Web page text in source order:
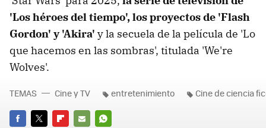
'Los héroes del tiempo', los proyectos de 'Flash
Gordon' y 'Akira' y la secuela de la película de 'Lo
que hacemos en las sombras', titulada 'We're
Wolves'.
TEMAS Cine y TV entretenimiento Cine de ciencia